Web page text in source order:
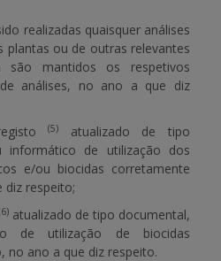
realizadas quaisquer análises
plantas ou de outras relevantes
são mantidos os respetivos
análises, no ano a que diz
(5)
atualizado de tipo
informático de utilização dos
e/ou biocidas corretamente
diz respeito;
atualizado de tipo documental,
de utilização de biocidas
no ano a que diz respeito.